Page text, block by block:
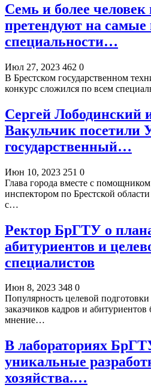
Семь и более человек
претендуют на самые
специальности…
Июл 27, 2023 462 0
В Брестском государственном
конкурс сложился по всем
Сергей Лободинский
Вакульчик посетили
государственный…
Июн 10, 2023 251 0
Глава города вместе с
инспектором по Брестской
с…
Ректор БрГТУ о
абитуриентов и
специалистов
Июн 8, 2023 348 0
Популярность целевой
заказчиков кадров и абитуриентов
мнение…
В лабораториях
уникальные
хозяйства.…